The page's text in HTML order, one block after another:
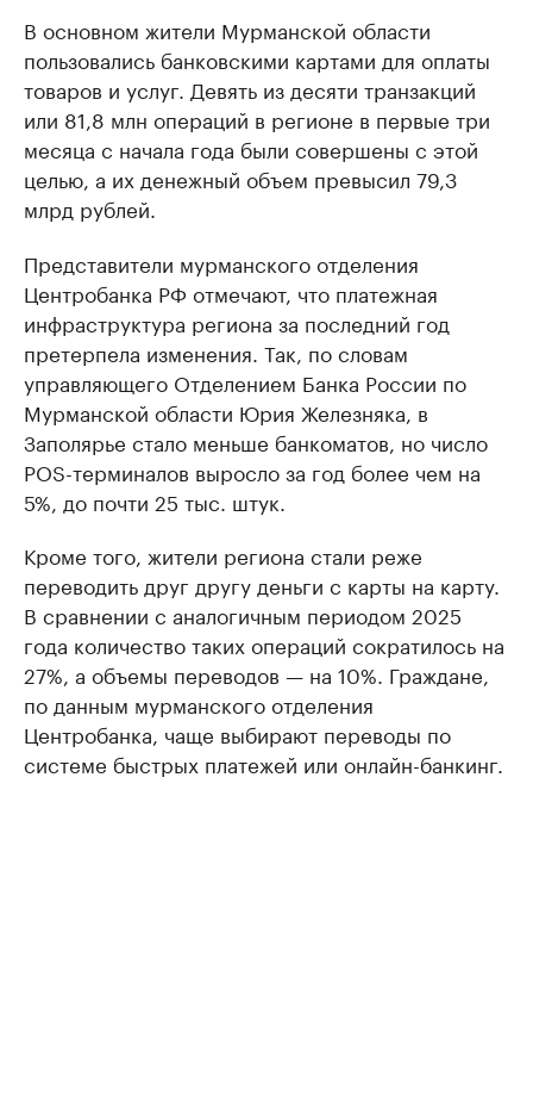
В основном жители Мурманской области
пользовались банковскими картами для оплаты
товаров и услуг. Девять из десяти транзакций
или 81,8 млн операций в регионе в первые три
месяца с начала года были совершены с этой
целью, а их денежный объем превысил 79,3
млрд рублей.
Представители мурманского отделения
Центробанка РФ отмечают, что платежная
инфраструктура региона за последний год
претерпела изменения. Так, по словам
управляющего Отделением Банка России по
Мурманской области Юрия Железняка, в
Заполярье стало меньше банкоматов, но число
POS-терминалов выросло за год более чем на
5%, до почти 25 тыс. штук.
Кроме того, жители региона стали реже
переводить друг другу деньги с карты на карту.
В сравнении с аналогичным периодом 2025
года количество таких операций сократилось на
27%, а объемы переводов — на 10%. Граждане,
по данным мурманского отделения
Центробанка, чаще выбирают переводы по
системе быстрых платежей или онлайн-банкинг.